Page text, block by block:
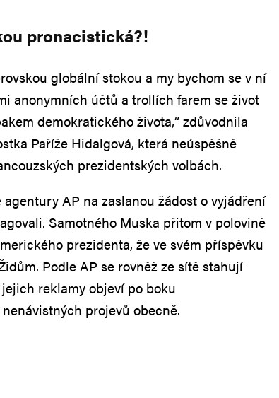
pronacistická?!
globální stokou a my bychom se v ní
anonymních účtů a trollích farem se život
demokratického života,“ zdůvodnila
Paříže Hidalgová, která neúspěšně
prezidentských volbách.
agentury AP na zaslanou žádost o vyjádření
Samotného Muska přitom v polovině
prezidenta, že ve svém příspěvku
Podle AP se rovněž ze sítě stahují
reklamy objeví po boku
projevů obecně.